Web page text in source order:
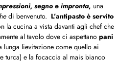
segno e impronta, una
di benvenuto. L’antipasto è servito
la cucina a vista davanti agli chef che
al tavolo dove ci aspettano pani
lievitazione come quello ai
turca) e la focaccia al mais bianco